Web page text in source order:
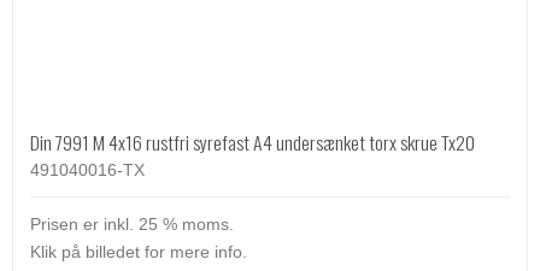
Din 7991 M 4x16 rustfri syrefast A4 undersænket torx skrue Tx20
491040016-TX
Prisen er inkl. 25 % moms.
Klik på billedet for mere info.